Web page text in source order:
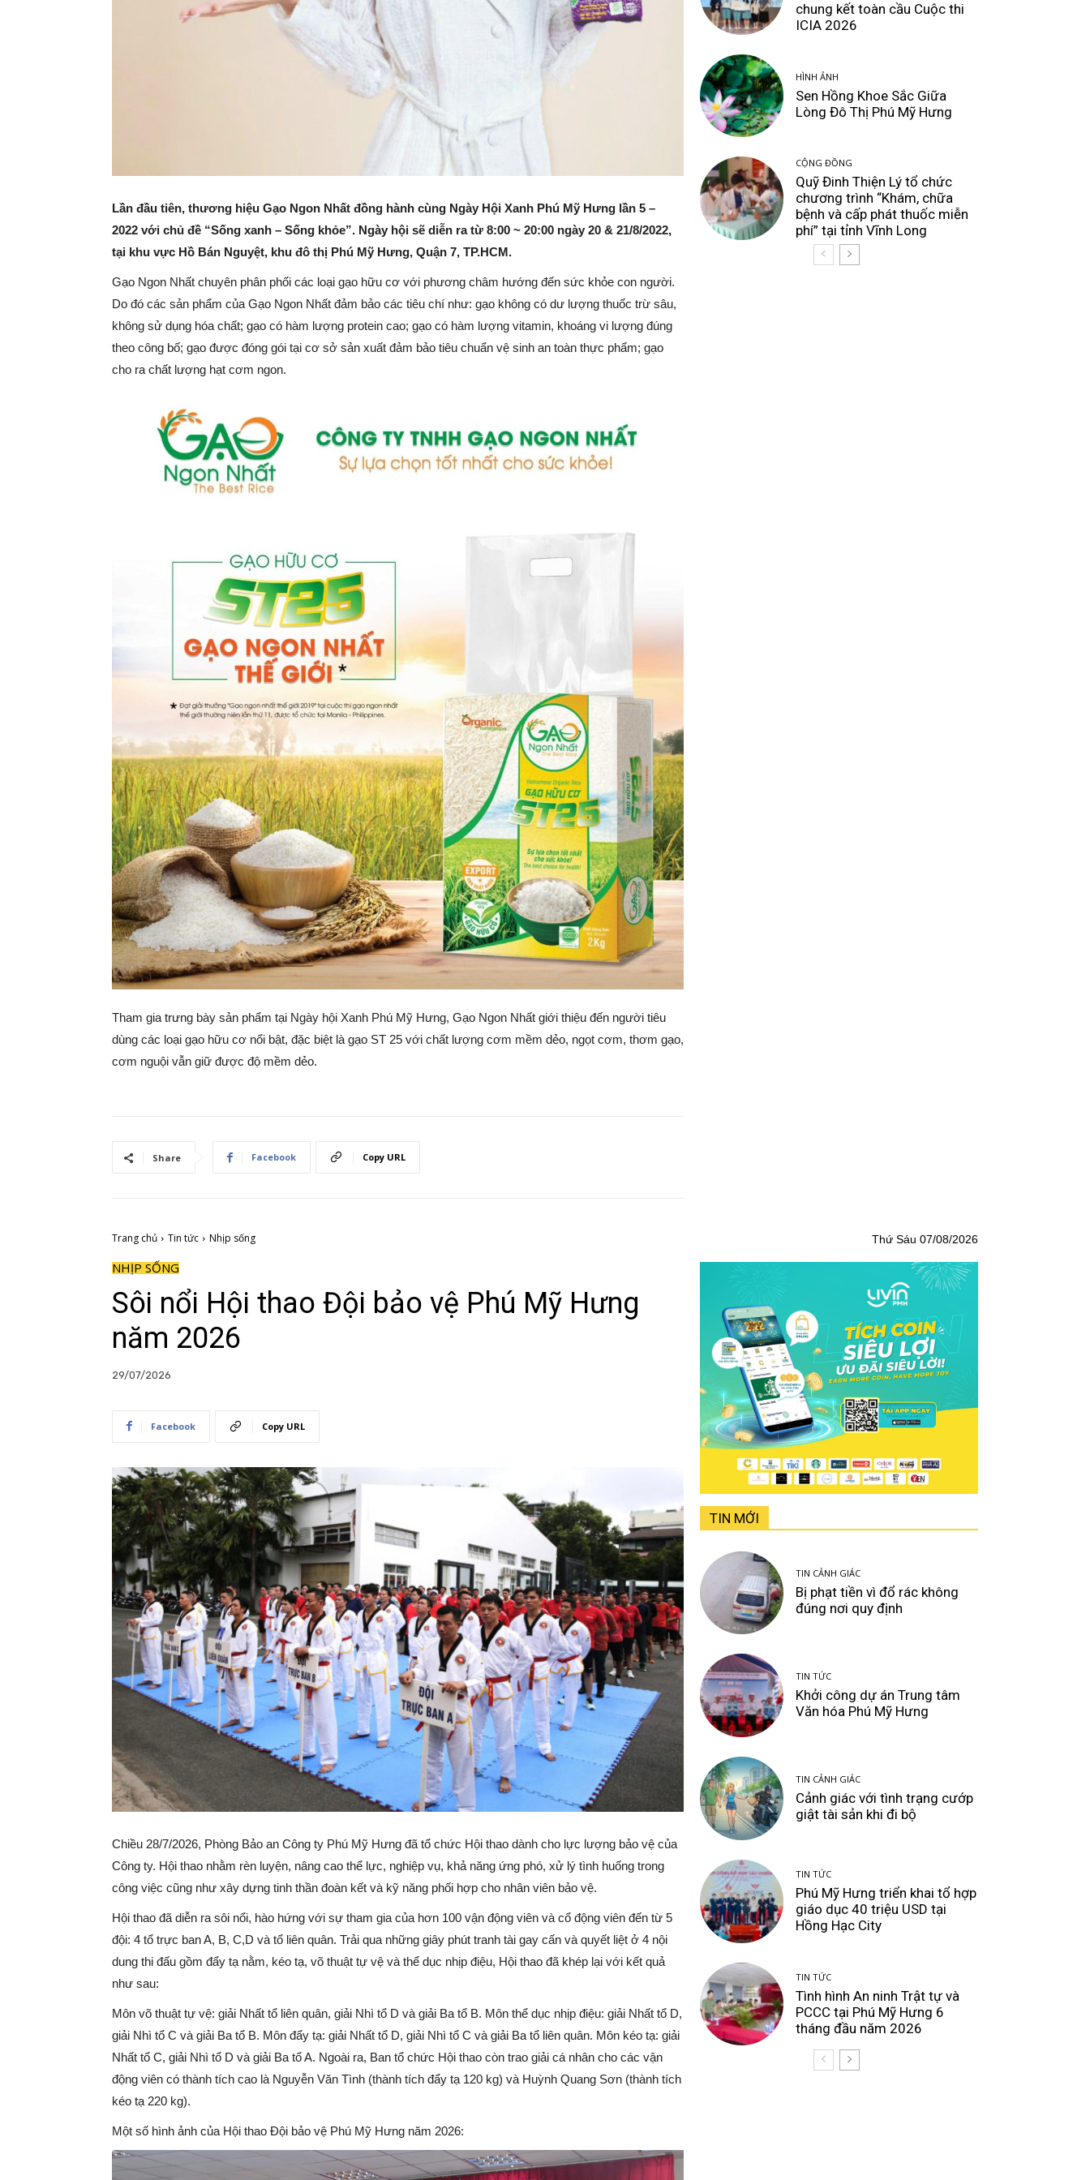
Lần đầu tiên, thương hiệu Gạo Ngon Nhất đồng hành cùng Ngày Hội Xanh Phú Mỹ Hưng lần 5 –
2022 với chủ đề “Sống xanh – Sống khỏe”. Ngày hội sẽ diễn ra từ 8:00 ~ 20:00 ngày 20 & 21/8/2022,
tại khu vực Hồ Bán Nguyệt, khu đô thị Phú Mỹ Hưng, Quận 7, TP.HCM.
Gạo Ngon Nhất chuyên phân phối các loại gạo hữu cơ với phương châm hướng đến sức khỏe con người.
Do đó các sản phẩm của Gạo Ngon Nhất đảm bảo các tiêu chí như: gạo không có dư lượng thuốc trừ sâu,
không sử dụng hóa chất; gạo có hàm lượng protein cao; gạo có hàm lượng vitamin, khoáng vi lượng đúng
theo công bố; gạo được đóng gói tại cơ sở sản xuất đảm bảo tiêu chuẩn vệ sinh an toàn thực phẩm; gạo
cho ra chất lượng hạt cơm ngon.
Tham gia trưng bày sản phẩm tại Ngày hội Xanh Phú Mỹ Hưng, Gạo Ngon Nhất giới thiệu đến người tiêu
dùng các loại gạo hữu cơ nổi bật, đặc biệt là gạo ST 25 với chất lượng cơm mềm dẻo, ngọt cơm, thơm gạo,
cơm nguội vẫn giữ được độ mềm dẻo.
Share Facebook Copy URL
chung kết toàn cầu Cuộc thi
ICIA 2026
HÌNH ẢNH
Sen Hồng Khoe Sắc Giữa
Lòng Đô Thị Phú Mỹ Hưng
CỘNG ĐỒNG
Quỹ Đinh Thiện Lý tổ chức
chương trình “Khám, chữa
bệnh và cấp phát thuốc miễn
phí” tại tỉnh Vĩnh Long